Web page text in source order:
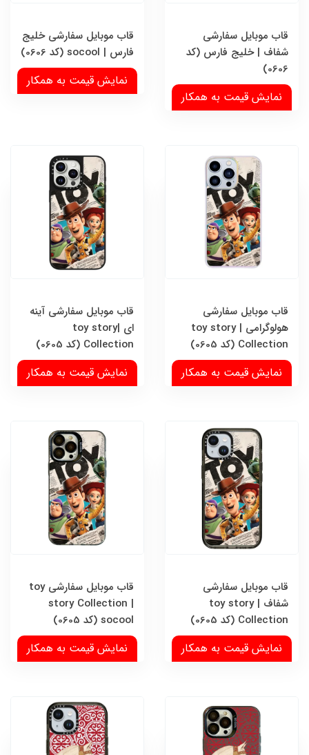
قاب موبایل سفارشی
شفاف | خلیج فارس (کد
0606)
نمایش قیمت به همکار
قاب موبایل سفارشی خلیج
فارس | socool (کد 0606)
نمایش قیمت به همکار
قاب موبایل سفارشی
هولوگرامی | toy story
Collection (کد 0605)
نمایش قیمت به همکار
قاب موبایل سفارشی آینه
ای |toy story
Collection (کد 0605)
نمایش قیمت به همکار
قاب موبایل سفارشی
شفاف | toy story
Collection (کد 0605)
نمایش قیمت به همکار
قاب موبایل سفارشی toy
story Collection |
socool (کد 0605)
نمایش قیمت به همکار